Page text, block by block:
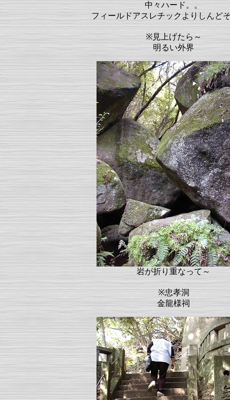
中々ハード。。
フィールドアスレチックよりしんど
※見上げたら～
明るい外界
岩が折り重なって～
※忠孝洞
金龍様祠